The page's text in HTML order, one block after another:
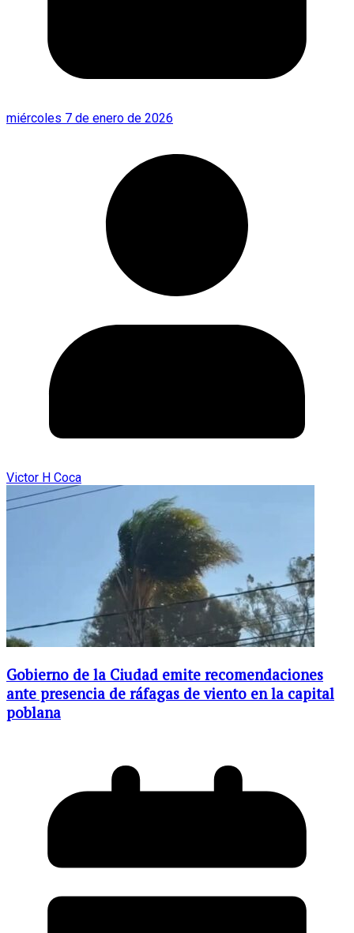
miércoles 7 de enero de 2026
Victor H Coca
Gobierno de la Ciudad emite recomendaciones
ante presencia de ráfagas de viento en la capital
poblana